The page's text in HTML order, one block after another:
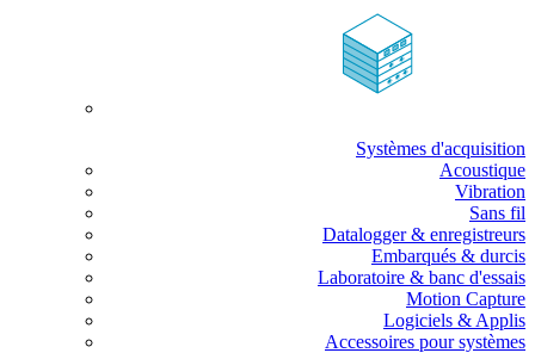
Systèmes d'acquisition
Acoustique
Vibration
Sans fil
Datalogger & enregistreurs
Embarqués & durcis
Laboratoire & banc d'essais
Motion Capture
Logiciels & Applis
Accessoires pour systèmes